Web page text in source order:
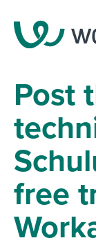
Post
free